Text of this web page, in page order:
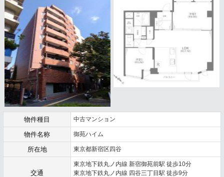
物件種目 中古マンション
物件名称 御苑ハイム
所在地 東京都新宿区四谷
交通
東京地下鉄丸ノ内線 新宿御苑前駅 徒歩10分
東京地下鉄丸ノ内線 四谷三丁目駅 徒歩9分